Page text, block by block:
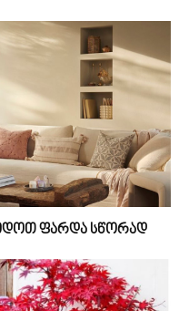
ფარდა სწორად